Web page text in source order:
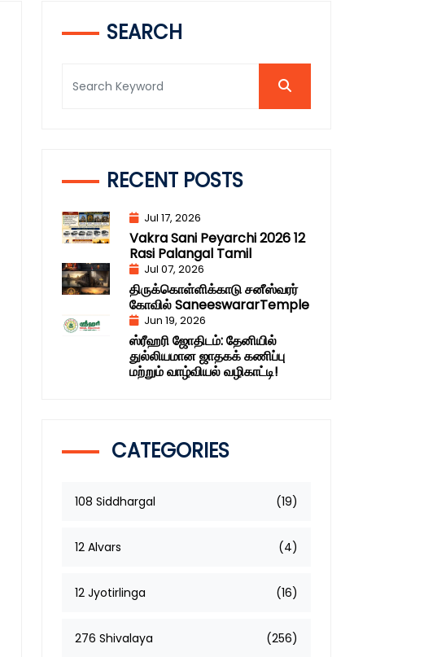
SEARCH
RECENT POSTS
Jul 17, 2026
Vakra Sani Peyarchi 2026 12
Rasi Palangal Tamil
Jul 07, 2026
திருக்கொள்ளிக்காடு சனீஸ்வரர்
கோவில் SaneeswararTemple
Jun 19, 2026
ஸ்ரீஹரி ஜோதிடம்: தேனியில்
துல்லியமான ஜாதகக் கணிப்பு
மற்றும் வாழ்வியல் வழிகாட்டி!
CATEGORIES
108 Siddhargal (19)
12 Alvars (4)
12 Jyotirlinga (16)
276 Shivalaya (256)